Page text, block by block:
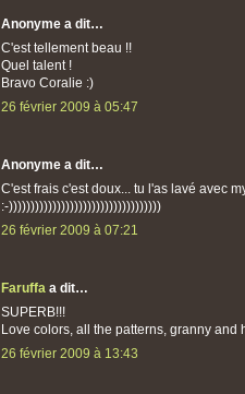
Anonyme a dit…
C'est tellement beau !!
Quel talent !
Bravo Coralie :)
26 février 2009 à 05:47
Anonyme a dit…
C'est frais c'est doux... tu l'as lavé avec
:-)))))))))))))))))))))))))))))))))))
26 février 2009 à 07:21
Faruffa a dit…
SUPERB!!!
Love colors, all the patterns, granny and
26 février 2009 à 13:43